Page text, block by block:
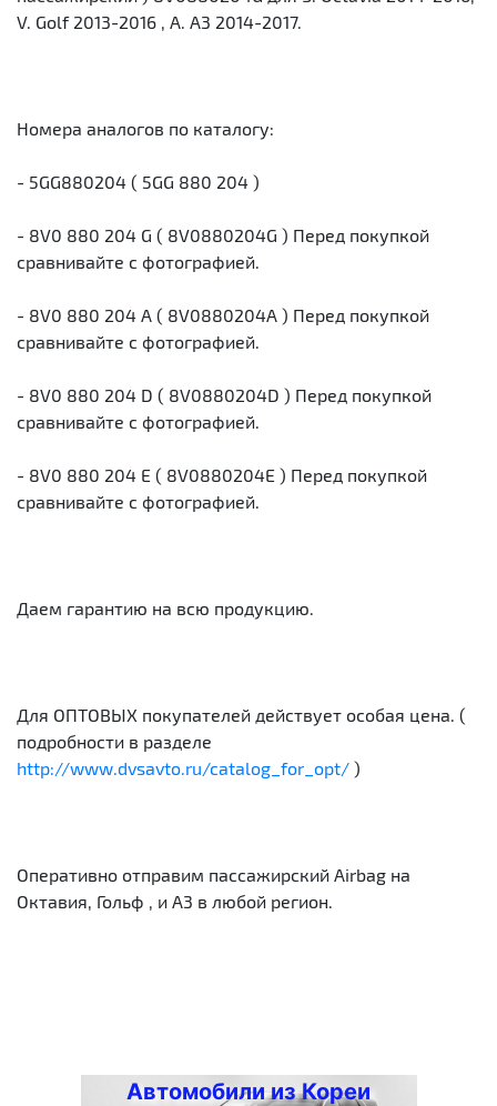
V. Golf 2013-2016 , A. A3 2014-2017.
Номера аналогов по каталогу:
- 5GG880204 ( 5GG 880 204 )
- 8V0 880 204 G ( 8V0880204G ) Перед покупкой
сравнивайте с фотографией.
- 8V0 880 204 A ( 8V0880204A ) Перед покупкой
сравнивайте с фотографией.
- 8V0 880 204 D ( 8V0880204D ) Перед покупкой
сравнивайте с фотографией.
- 8V0 880 204 E ( 8V0880204E ) Перед покупкой
сравнивайте с фотографией.
Даем гарантию на всю продукцию.
Для ОПТОВЫХ покупателей действует особая цена. (
подробности в разделе
http://www.dvsavto.ru/catalog_for_opt/ )
Оперативно отправим пассажирский Airbag на
Октавия, Гольф , и А3 в любой регион.
Автомобили из Кореи